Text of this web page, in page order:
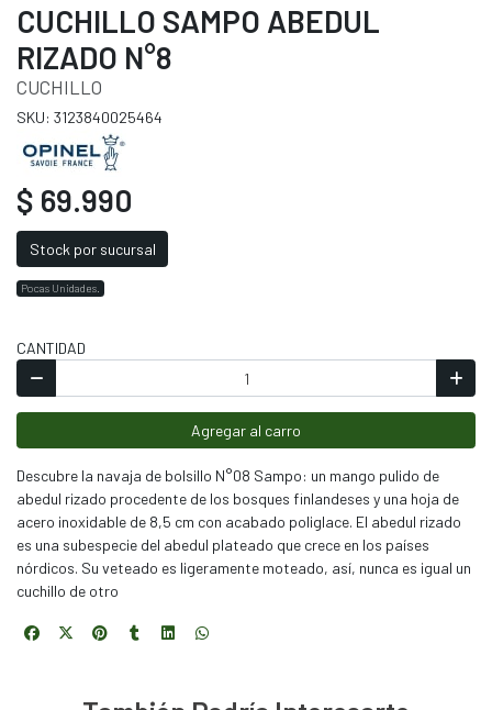
CUCHILLO SAMPO ABEDUL
RIZADO N°8
CUCHILLO
SKU: 3123840025464
$ 69.990
Stock por sucursal
Pocas Unidades.
CANTIDAD
Agregar al carro
Descubre la navaja de bolsillo N°08 Sampo: un mango pulido de
abedul rizado procedente de los bosques finlandeses y una hoja de
acero inoxidable de 8,5 cm con acabado poliglace. El abedul rizado
es una subespecie del abedul plateado que crece en los países
nórdicos. Su veteado es ligeramente moteado, así, nunca es igual un
cuchillo de otro